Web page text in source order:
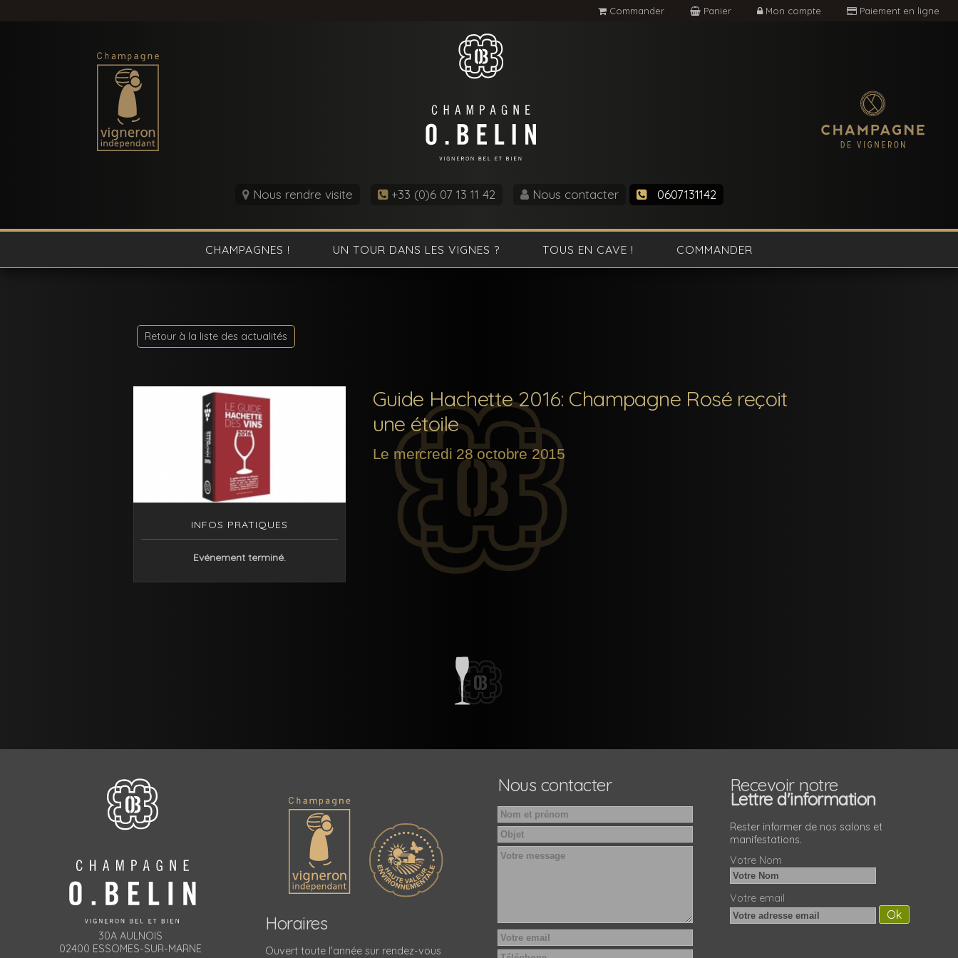
Commander Panier Mon compte Paiement en ligne
Nous rendre visite +33 (0)6 07 13 11 42 Nous contacter 0607131142
CHAMPAGNES ! UN TOUR DANS LES VIGNES ? TOUS EN CAVE ! COMMANDER
Retour à la liste des actualités
INFOS PRATIQUES
Evénement terminé.
Guide Hachette 2016: Champagne Rosé reçoit
une étoile
Le mercredi 28 octobre 2015
30A AULNOIS
02400 ESSOMES-SUR-MARNE
Horaires
Ouvert toute l'année sur rendez-vous
Nous contacter Recevoir notre
Lettre d'information
Rester informer de nos salons et
manifestations.
Votre Nom
Votre email